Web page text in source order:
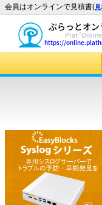
会員はオンラインで見積書(